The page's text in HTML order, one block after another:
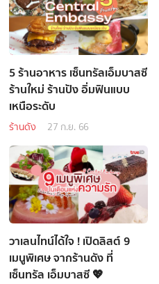
5 ร้านอาหาร เซ็นทรัลเอ็มบาสซี
ร้านใหม่ ร้านปัง อิ่มฟินแบบ
เหนือระดับ
ร้านดัง 27 ก.ย. 66
วาเลนไทน์ได้ใจ ! เปิดลิสต์ 9
เมนูพิเศษ จากร้านดัง ที่
เซ็นทรัล เอ็มบาสซี 💖